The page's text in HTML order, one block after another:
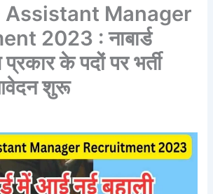
Assistant Manager
2023 : नाबार्ड
के पदों पर भर्ती
शुरू